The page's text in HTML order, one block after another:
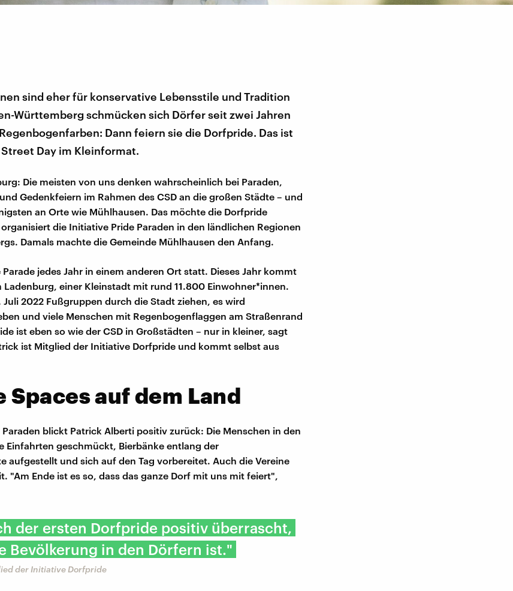
sind eher für konservative Lebensstile und Tradition
Württemberg schmücken sich Dörfer seit zwei Jahren
Dann feiern sie die Dorfpride. Das ist
Day im Kleinformat.
Die meisten von uns denken wahrscheinlich bei Paraden,
Gedenkfeiern im Rahmen des CSD an die großen Städte – und
an Orte wie Mühlhausen. Das möchte die Dorfpride
die Initiative Pride Paraden in den ländlichen Regionen
Damals machte die Gemeinde Mühlhausen den Anfang.
jedes Jahr in einem anderen Ort statt. Dieses Jahr kommt
Ladenburg, einer Kleinstadt mit rund 11.800 Einwohner*innen.
Juli 2022 Fußgruppen durch die Stadt ziehen, es wird
und viele Menschen mit Regenbogenflaggen am Straßenrand
ist eben so wie der CSD in Großstädten – nur in kleiner, sagt
ist Mitglied der Initiative Dorfpride und kommt selbst aus
Spaces auf dem Land
blickt Patrick Alberti positiv zurück: Die Menschen in den
Einfahrten geschmückt, Bierbänke entlang der
aufgestellt und sich auf den Tag vorbereitet. Auch die Vereine
"Am Ende ist es so, dass das ganze Dorf mit uns mit feiert",
der ersten Dorfpride positiv überrascht,
Bevölkerung in den Dörfern ist."
der Initiative Dorfpride